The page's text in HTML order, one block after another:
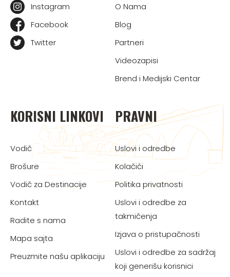
Instagram
Facebook
Twitter
O Nama
Blog
Partneri
Videozapisi
Brend i Medijski Centar
KORISNI LINKOVI
Vodič
Brošure
Vodič za Destinacije
Kontakt
Radite s nama
Mapa sajta
Preuzmite našu aplikaciju
PRAVNI
Uslovi i odredbe
Kolačići
Politika privatnosti
Uslovi i odredbe za
takmičenja
Izjava o pristupačnosti
Uslovi i odredbe za sadržaj
koji generišu korisnici